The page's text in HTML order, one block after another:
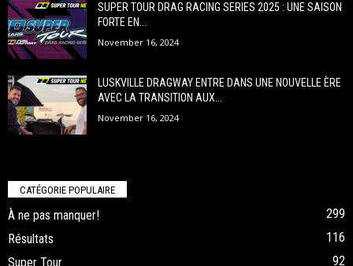
SUPER TOUR DRAG RACING SERIES 2025 : UNE SAISON
FORTE EN...
November 16, 2024
LUSKVILLE DRAGWAY ENTRE DANS UNE NOUVELLE ÈRE
AVEC LA TRANSITION AUX...
November 16, 2024
CATÉGORIE POPULAIRE
À ne pas manquer!
299
Résultats
116
Super Tour
92